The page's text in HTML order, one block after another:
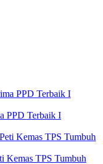
PPD Terbaik I
Kemas TPS Tumbuh